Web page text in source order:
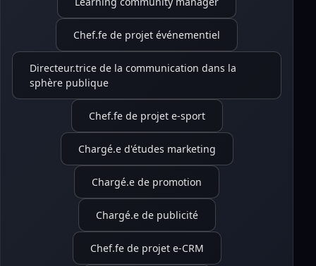
Chef.fe de projet événementiel
Directeur.trice de la communication dans la
sphère publique
Chef.fe de projet e-sport
Chargé.e d'études marketing
Chargé.e de promotion
Chargé.e de publicité
Chef.fe de projet e-CRM